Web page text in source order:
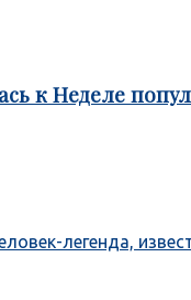
к Неделе
легенда,